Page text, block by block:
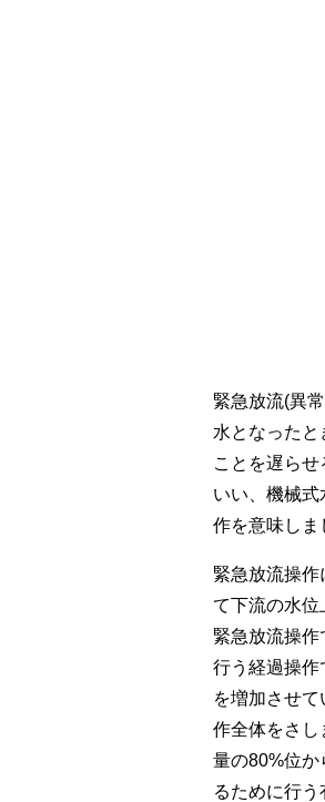
緊急放流(異
水となった
ことを遅ら
いい、機械式
作を意味しま
緊急放流操
て下流の水位
緊急放流操作
行う経過操作
を増加させ
作全体をさし
量の80%位か
るために行